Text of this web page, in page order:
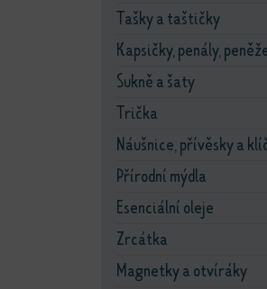
Tašky a taštičky
Kapsičky, penály,
Sukně a šaty
Trička
Náušnice, přívěsky a
Přírodní mýdla
Esenciální oleje
Zrcátka
Magnetky a otvíráky